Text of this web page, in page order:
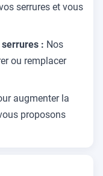
serrures et vous
: Nos
ou remplacer
augmenter la
proposons